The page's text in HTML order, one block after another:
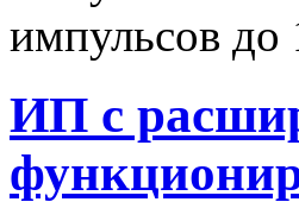
импульсов
ИП с